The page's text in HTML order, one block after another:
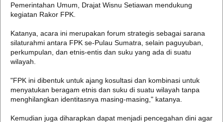
Pemerintahan Umum, Drajat Wisnu Setiawan mendukung
kegiatan Rakor FPK.
Katanya, acara ini merupakan forum strategis sebagai sarana
silaturahmi antara FPK se-Pulau Sumatra, selain paguyuban,
perkumpulan, dan etnis-entis dan suku yang ada di suatu
wilayah.
"FPK ini dibentuk untuk ajang kosultasi dan kombinasi untuk
menyatukan beragam etnis dan suku di suatu wilayah tanpa
menghilangkan identitasnya masing-masing," katanya.
Kemudian juga diharapkan dapat menjadi pencegahan dini agar